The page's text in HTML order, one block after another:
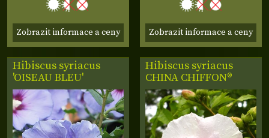
Zobrazit informace a ceny Zobrazit informace a ceny
Hibiscus syriacus
'OISEAU BLEU'
Hibiscus syriacus
CHINA CHIFFON®